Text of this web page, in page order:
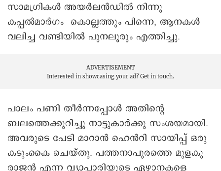
സാമഗ്രികൾ അയർലൻഡിൽ നിന്നു
കപ്പല്‍മാർഗം കൊല്ലത്തും പിന്നെ, ആനകൾ
വലിച്ച വണ്ടിയിൽ പുനലൂരും എത്തിച്ചു.
ADVERTISEMENT
Interested in showcasing your ad? Get in touch.
പാലം പണി തീര്‍ന്നപ്പോള്‍ അതിന്റെ
ബലത്തെക്കുറിച്ചു നാട്ടുകാർക്കു സംശയമായി.
അവരുടെ പേടി മാറാൻ ഹെൻറി സായിപ്പ് ഒരു
കടുംകൈ ചെയ്തു. പത്തനാപുരത്തെ മുളകു
രാജൻ എന്ന വ്യാപാരിയുടെ ഏഴാനകളെ